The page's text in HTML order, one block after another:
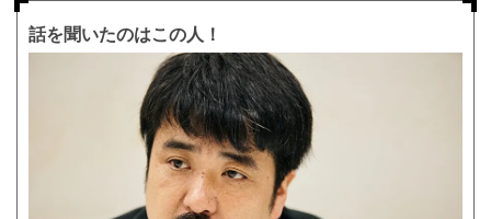
話を聞いたのはこの人！